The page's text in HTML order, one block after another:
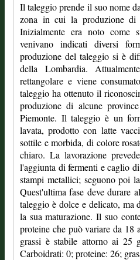
Il taleggio prende il suo nome
zona in cui la produzione di
Inizialmente era noto come
venivano indicati diversi
produzione del taleggio si è
della Lombardia.
rettangolare e viene
taleggio ha ottenuto il
produzione di alcune
Piemonte. Il taleggio è un
lavata, prodotto con latte
sottile e morbida, di colore
chiaro. La lavorazione
l'aggiunta di fermenti e caglio
stampi metallici; seguono poi
Quest'ultima fase deve durare
taleggio è dolce e delicato, ma
la sua maturazione. Il suo
proteine che può variare da
grassi è stabile attorno ai
Carboidrati: 0; proteine: 26;